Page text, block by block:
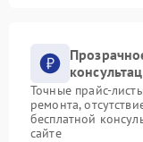
Точные прайс-
ремонта,
бесплатной
сайте